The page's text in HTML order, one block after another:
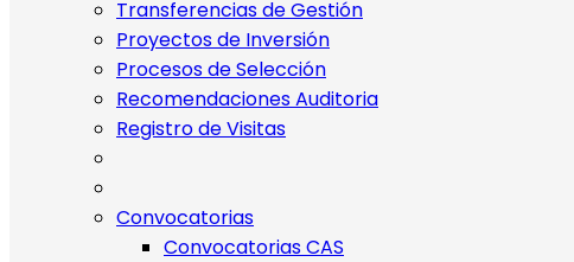
Transferencias de Gestión
Proyectos de Inversión
Procesos de Selección
Recomendaciones Auditoria
Registro de Visitas
Convocatorias
Convocatorias CAS